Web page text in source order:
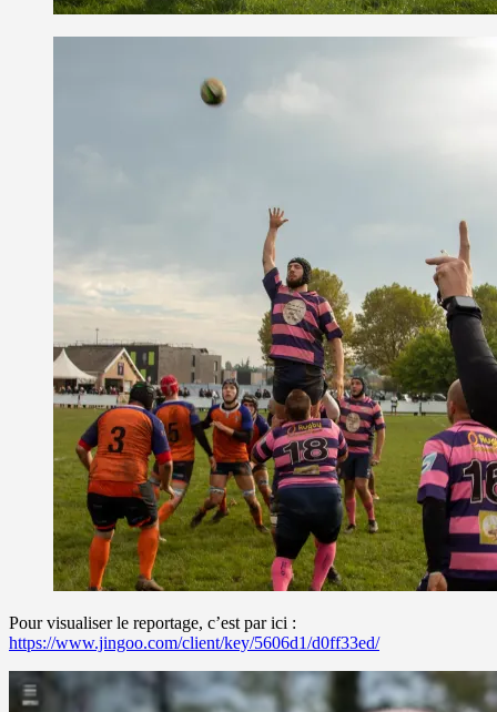
Pour visualiser le reportage, c’est par ici :
https://www.jingoo.com/client/key/5606d1/d0ff33ed/